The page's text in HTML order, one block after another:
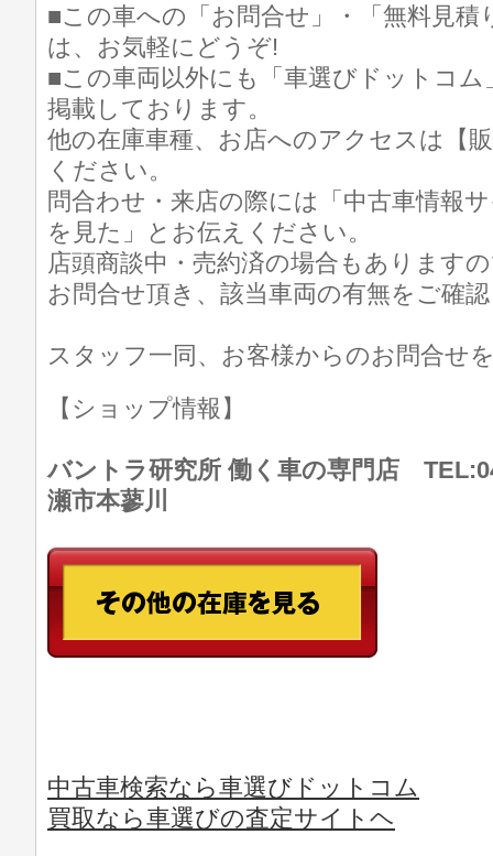
■この車への「お問合せ」・「無料見積
は、お気軽にどうぞ!
■この車両以外にも「車選びドットコ
掲載しております。
他の在庫車種、お店へのアクセスは【
ください。
問合わせ・来店の際には「中古車情報
を見た」とお伝えください。
店頭商談中・売約済の場合もあります
お問合せ頂き、該当車両の有無をご確
スタッフ一同、お客様からのお問合せ
【ショップ情報】
バントラ研究所 働く車の専門店
瀬市本蓼川
中古車検索なら車選びドットコム
買取なら車選びの査定サイトヘ